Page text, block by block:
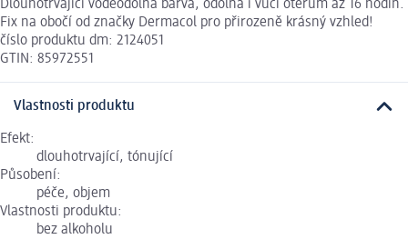
Dlouhotrvající voděodolná barva, odolná i vůči otěrům až 16 hodin.
Fix na obočí od značky Dermacol pro přirozeně krásný vzhled!
číslo produktu dm: 2124051
GTIN: 85972551
Vlastnosti produktu
Efekt:
dlouhotrvající, tónující
Působení:
péče, objem
Vlastnosti produktu:
bez alkoholu